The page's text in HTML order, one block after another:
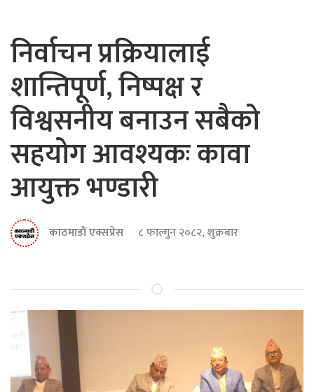
निर्वाचन प्रक्रियालाई
शान्तिपूर्ण, निष्पक्ष र
विश्वसनीय बनाउन सबैको
सहयोग आवश्यकः कावा
आयुक्त भण्डारी
काठमाडौं एक्सप्रेस ८ फाल्गुन २०८२, शुक्रबार